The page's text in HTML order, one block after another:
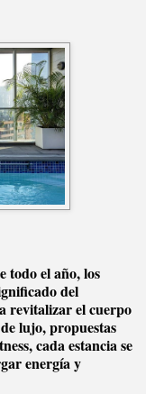
el año, los
del
revitalizar el cuerpo
lujo, propuestas
cada estancia se
energía y